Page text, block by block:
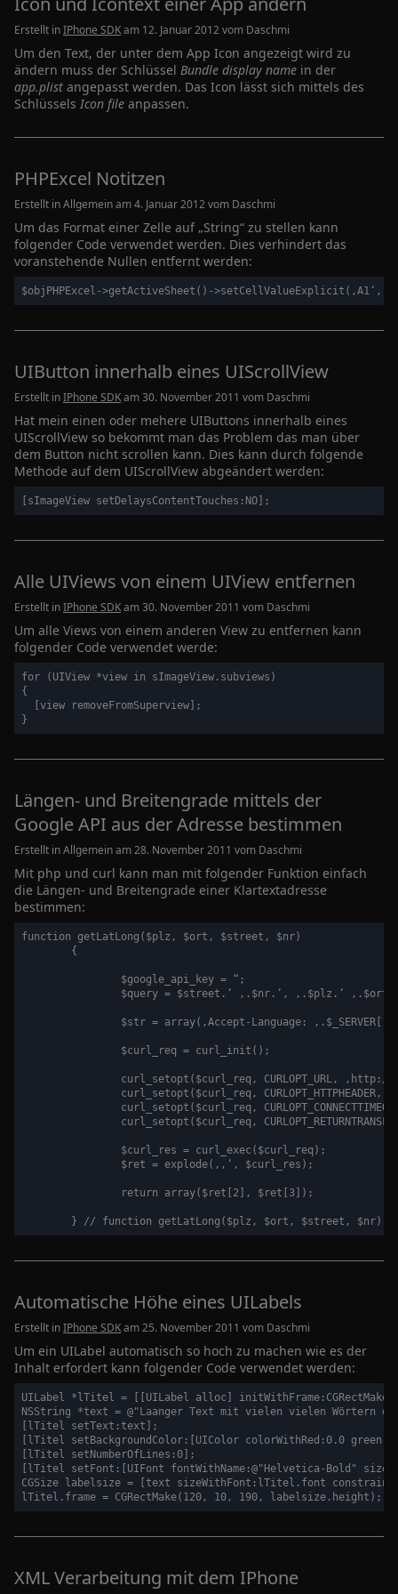
Erstellt inIPhone SDKam 12. Januar 2012 vom Daschmi
Um den Text, der unter dem App Icon angezeigt wird zu
ändern muss der Schlüssel Bundle display name in der
app.plist angepasst werden. Das Icon lässt sich mittels des
Schlüssels Icon file anpassen.
PHPExcel Notitzen
Erstellt in Allgemein am 4. Januar 2012 vom Daschmi
Um das Format einer Zelle auf „String“ zu stellen kann
folgender Code verwendet werden. Dies verhindert das
voranstehende Nullen entfernt werden:
$objPHPExcel->getActiveSheet()->setCellValueExplicit(‚A1‘,
UIButton innerhalb eines UIScrollView
Erstellt inIPhone SDKam 30. November 2011 vom Daschmi
Hat mein einen oder mehere UIButtons innerhalb eines
UIScrollView so bekommt man das Problem das man über
dem Button nicht scrollen kann. Dies kann durch folgende
Methode auf dem UIScrollView abgeändert werden:
Alle UIViews von einem UIView entfernen
Erstellt inIPhone SDKam 30. November 2011 vom Daschmi
Um alle Views von einem anderen View zu entfernen kann
folgender Code verwendet werde:
for (UIView *view in sImageView.subviews)
{
  [view removeFromSuperview];
Längen- und Breitengrade mittels der
Google API aus der Adresse bestimmen
Erstellt in Allgemein am 28. November 2011 vom Daschmi
Mit php und curl kann man mit folgender Funktion einfach
die Längen- und Breitengrade einer Klartextadresse
bestimmen:
function getLatLong($plz, $ort, $street, $nr)
Automatische Höhe eines UILabels
Erstellt inIPhone SDKam 25. November 2011 vom Daschmi
Um ein UILabel automatisch so hoch zu machen wie es der
Inhalt erfordert kann folgender Code verwendet werden:
UILabel *lTitel = [[UILabel alloc]
NSString *text = @"Laanger Text mit vielen vielen Wörtern
[lTitel setText:text];
[lTitel setBackgroundColor:[UIColor colorWithRed:0.0
[lTitel setNumberOfLines:0];
[lTitel setFont:[UIFont fontWithName:@"Helvetica-Bold"
CGSize labelsize = [text sizeWithFont:lTitel.font
XML Verarbeitung mit dem IPhone
Cookie von Google für Website-Analysen.
Erzeugt statistische Daten darüber, wie
der Besucher die Website nutzt.
Cookie Name
_ga,_gid
Cookies die von Werbenetzwerken gesetzt werden:
Name
Google Adsense
Anbieter
Google LLC
Zweck
Cookie von Google für Werbezwecke
genutzt.
Cookie Name
Diverse